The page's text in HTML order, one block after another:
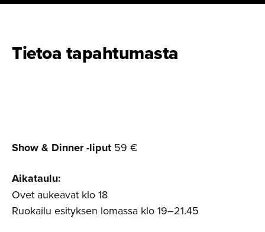
Tietoa tapahtumasta
Show & Dinner -liput 59 €
Aikataulu:
Ovet aukeavat klo 18
Ruokailu esityksen lomassa klo 19–21.45